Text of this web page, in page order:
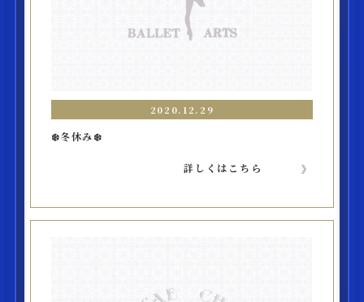
2020.12.29
❄️冬休み❄️
詳しくはこちら